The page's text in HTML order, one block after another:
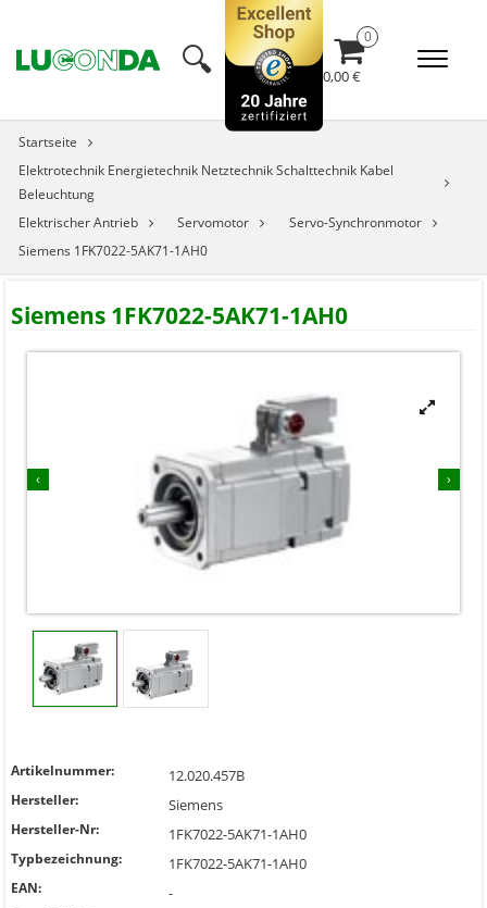
🔍︎ 0,00 €
Startseite
Elektrotechnik Energietechnik Netztechnik Schalttechnik Kabel
Beleuchtung
Elektrischer Antrieb
Servomotor
Servo-Synchronmotor
Siemens 1FK7022-5AK71-1AH0
Siemens 1FK7022-5AK71-1AH0
‹ ›


Artikelnummer: 12.020.457B
Hersteller: Siemens
Hersteller-Nr: 1FK7022-5AK71-1AH0
Typbezeichnung: 1FK7022-5AK71-1AH0
EAN: -